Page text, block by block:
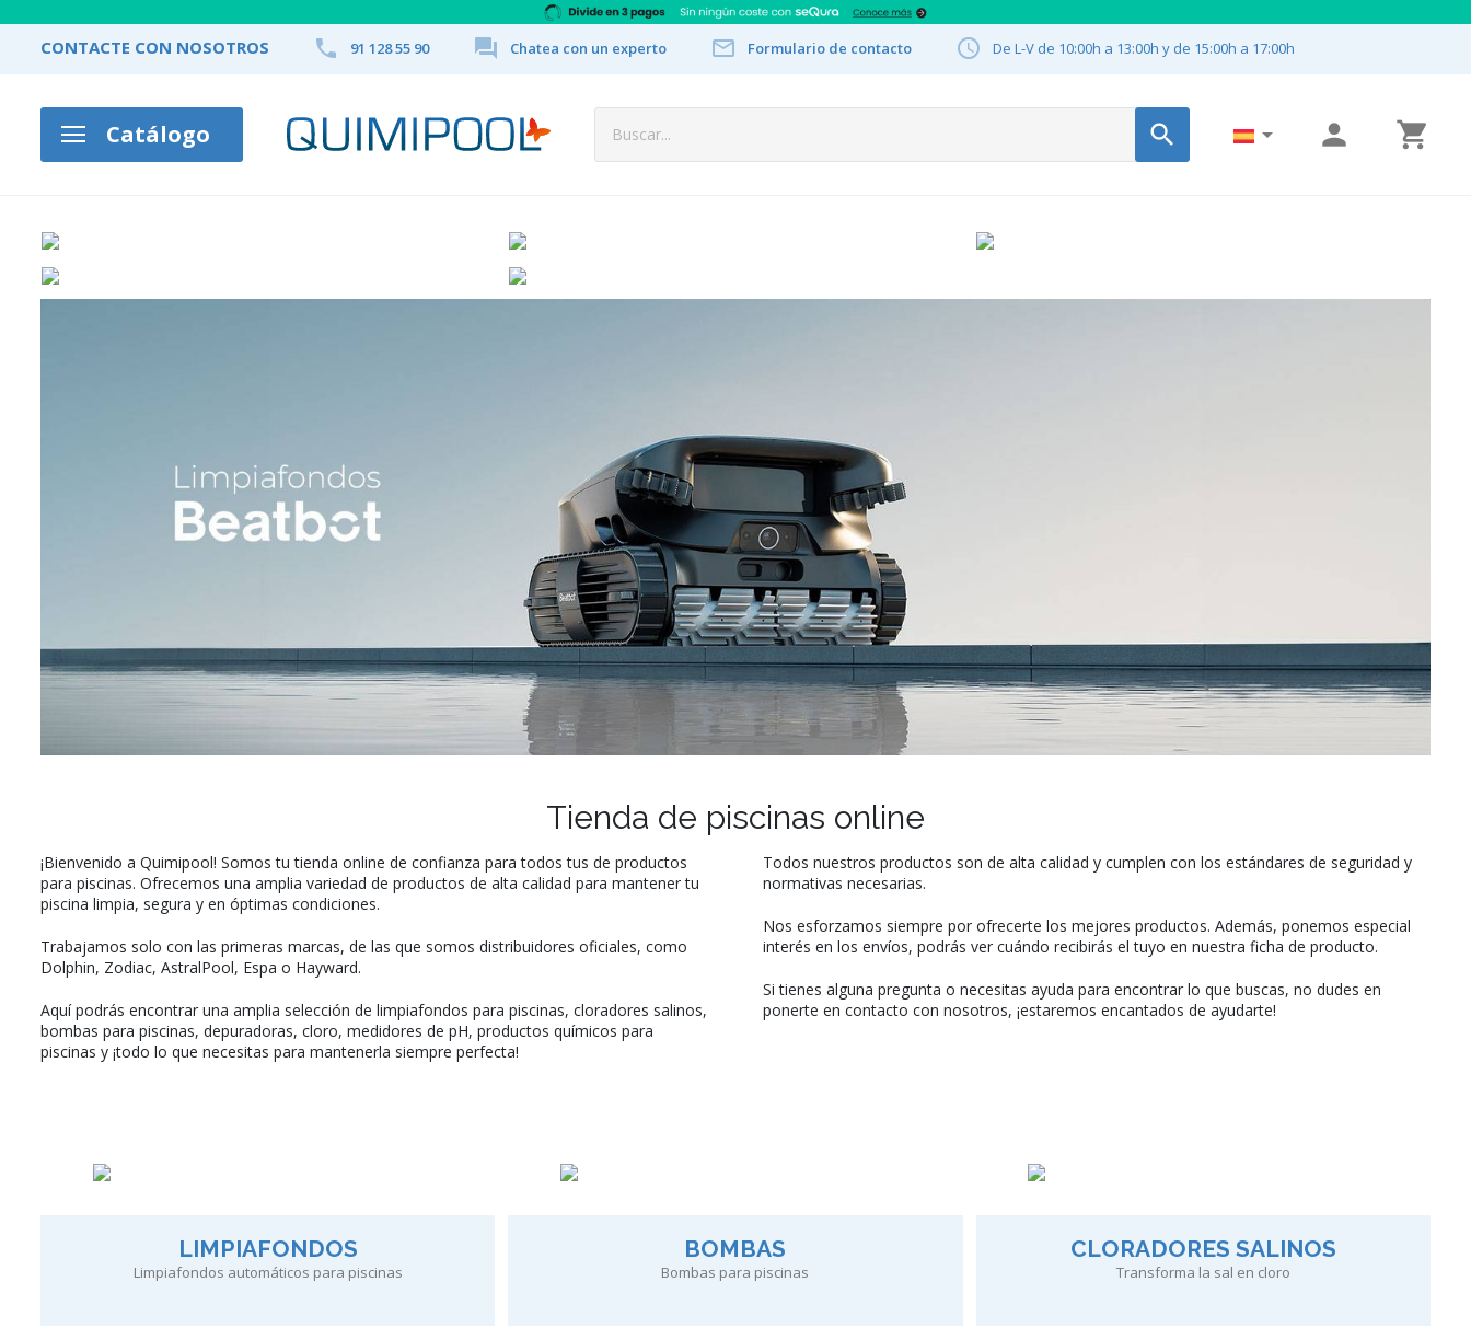
CONTACTE CON NOSOTROS  91 128 55 90  Chatea con un experto  Formulario de contacto  De L-V de 10:00h a 13:00h y de 15:00h a 17:00h
Catálogo    
Tienda de piscinas online
¡Bienvenido a Quimipool! Somos tu tienda online de confianza para todos tus de productos
para piscinas. Ofrecemos una amplia variedad de productos de alta calidad para mantener tu
piscina limpia, segura y en óptimas condiciones.
Trabajamos solo con las primeras marcas, de las que somos distribuidores oficiales, como
Dolphin, Zodiac, AstralPool, Espa o Hayward.
Aquí podrás encontrar una amplia selección de limpiafondos para piscinas, cloradores salinos,
bombas para piscinas, depuradoras, cloro, medidores de pH, productos químicos para
piscinas y ¡todo lo que necesitas para mantenerla siempre perfecta!
Todos nuestros productos son de alta calidad y cumplen con los estándares de seguridad y
normativas necesarias.
Nos esforzamos siempre por ofrecerte los mejores productos. Además, ponemos especial
interés en los envíos, podrás ver cuándo recibirás el tuyo en nuestra ficha de producto.
Si tienes alguna pregunta o necesitas ayuda para encontrar lo que buscas, no dudes en
ponerte en contacto con nosotros, ¡estaremos encantados de ayudarte!
LIMPIAFONDOS
Limpiafondos automáticos para piscinas
BOMBAS
Bombas para piscinas
CLORADORES SALINOS
Transforma la sal en cloro